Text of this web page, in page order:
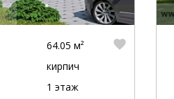
64.05 м²
кирпич
1 этаж